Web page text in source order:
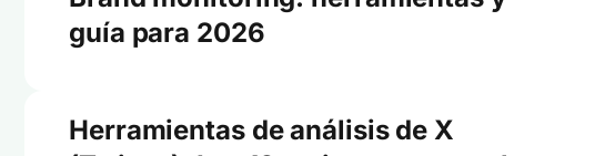
guía para 2026
Herramientas de análisis de X